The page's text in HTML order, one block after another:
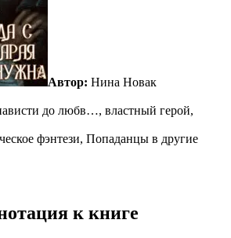
Автор: Нина Новак
до любв…, властный герой,
фэнтези, Попаданцы в другие
к книге